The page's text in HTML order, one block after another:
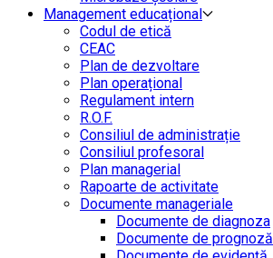
Management educațional
Codul de etică
CEAC
Plan de dezvoltare
Plan operațional
Regulament intern
R.O.F.
Consiliul de administrație
Consiliul profesoral
Plan managerial
Rapoarte de activitate
Documente manageriale
Documente de diagnoza
Documente de prognoză